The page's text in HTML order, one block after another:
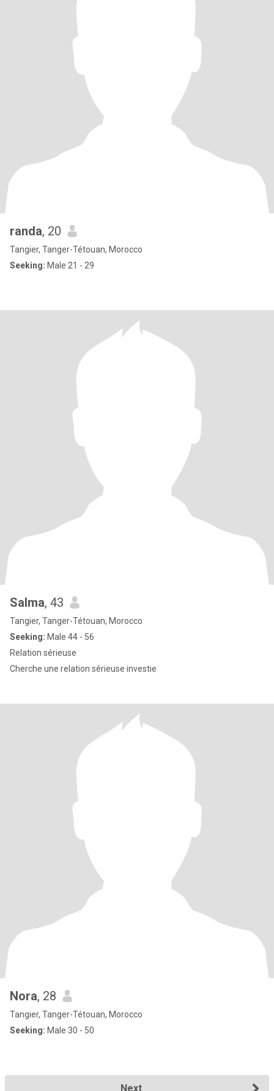
randa, 20
Tangier, Tanger-Tétouan, Morocco
Seeking: Male 21 - 29
Salma, 43
Tangier, Tanger-Tétouan, Morocco
Seeking: Male 44 - 56
Relation sérieuse
Cherche une relation sérieuse investie
Nora, 28
Tangier, Tanger-Tétouan, Morocco
Seeking: Male 30 - 50
Next